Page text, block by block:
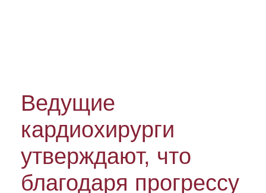
Ведущие
кардиохирурги
утверждают, что
благодаря прогрессу